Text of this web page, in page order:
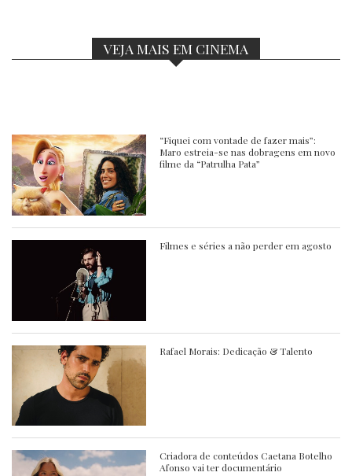
VEJA MAIS EM CINEMA
“Fiquei com vontade de fazer mais”:
Maro estreia-se nas dobragens em novo
filme da “Patrulha Pata”
Filmes e séries a não perder em agosto
Rafael Morais: Dedicação & Talento
Criadora de conteúdos Caetana Botelho
Afonso vai ter documentário